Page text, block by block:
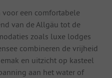
een comfortabele
van de Allgäu tot de
zoals luxe lodges
combineren de vrijheid
en uitzicht op kasteel
aan het water of